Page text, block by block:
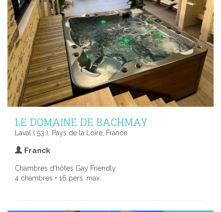
LE DOMAINE DE BACHMAY
Laval ( 53 ), Pays de la Loire, France
Franck
Chambres d'hôtes Gay Friendly
4 chambres • 16 pers. max.